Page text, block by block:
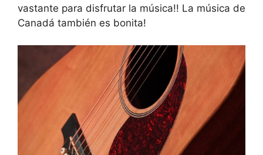
vastante para disfrutar la música!! La música de
Canadá también es bonita!